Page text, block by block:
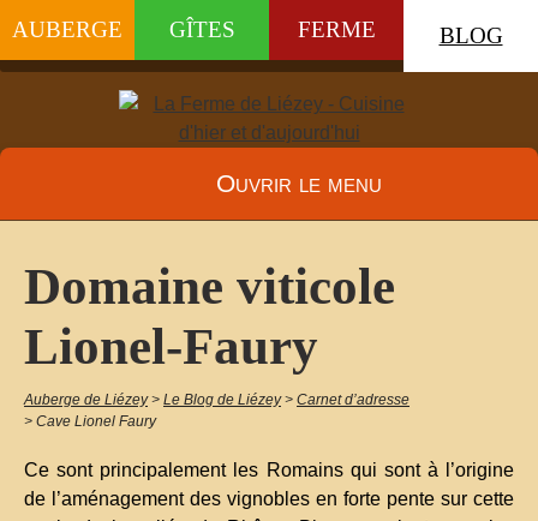
AUBERGE GÎTES FERME BLOG
Ouvrir le menu
Domaine viticole
Lionel-Faury
Auberge de Liézey > Le Blog de Liézey > Carnet d’adresse
> Cave Lionel Faury
Ce sont principalement les Romains qui sont à l’origine
de l’aménagement des vignobles en forte pente sur cette